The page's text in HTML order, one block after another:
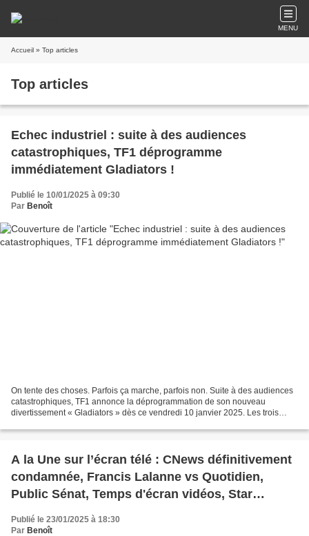
MENU
Accueil » Top articles
Top articles
Echec industriel : suite à des audiences
catastrophiques, TF1 déprogramme
immédiatement Gladiators !
Publié le 10/01/2025 à 09:30
Par Benoît
On tente des choses. Parfois ça marche, parfois non. Suite à des audiences
catastrophiques, TF1 annonce la déprogrammation de son nouveau
divertissement « Gladiators » dès ce vendredi 10 janvier 2025. Les trois
A la Une sur l’écran télé : CNews définitivement
condamnée, Francis Lalanne vs Quotidien,
Public Sénat, Temps d'écran vidéos, Star
Féraud, Zap
Publié le 23/01/2025 à 18:30
Par Benoît